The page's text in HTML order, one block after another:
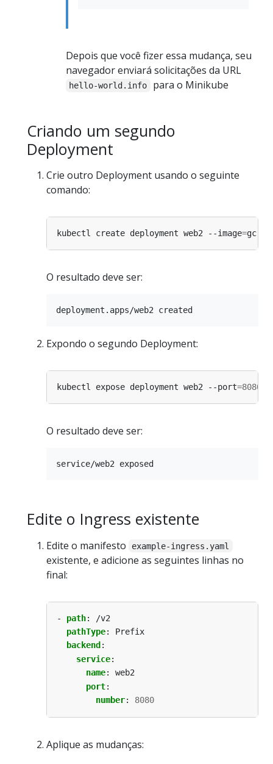
Depois que você fizer essa mudança, seu
navegador enviará solicitações da URL
hello-world.info para o Minikube
Criando um segundo
Deployment
Crie outro Deployment usando o seguinte
comando:
kubectl create deployment web2 --image=
O resultado deve ser:
Expondo o segundo Deployment:
kubectl expose deployment web2 --port=8080
O resultado deve ser:
Edite o Ingress existente
Edite o manifesto example-ingress.yaml
existente, e adicione as seguintes linhas no
final:
- path:
/v2
pathType:
Prefix
backend :
service:
name:
web2
port:
number: 8080
Aplique as mudanças: